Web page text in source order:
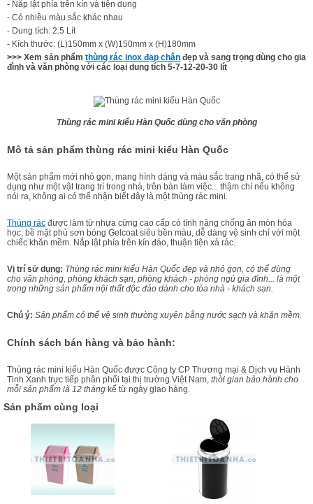
- Nắp lật phía trên kín và tiện dụng
- Có nhiều màu sắc khác nhau
- Dung tích: 2.5 Lít
- Kích thước: (L)150mm x (W)150mm x (H)180mm
>>> Xem sản phẩm thùng rác inox đạp chân đẹp và sang trọng dùng cho gia
đình và văn phòng với các loại dung tích 5-7-12-20-30 lít
Thùng rác mini kiểu Hàn Quốc dùng cho văn phòng
Mô tả sản phẩm thùng rác mini kiểu Hàn Quốc
Một sản phẩm mới nhỏ gọn, mang hình dáng và màu sắc trang nhã, có thể sử
dụng như một vật trang trí trong nhà, trên bàn làm việc... thậm chí nếu không
nói ra, không ai có thể nhận biết đây là một thùng rác mini.
Thùng rác được làm từ nhựa cứng cao cấp có tính năng chống ăn mòn hóa
học, bề mặt phủ sơn bóng Gelcoat siêu bền màu, dễ dàng vệ sinh chỉ với một
chiếc khăn mềm. Nắp lật phía trên kín đáo, thuận tiện xả rác.
Vị trí sử dụng: Thùng rác mini kiểu Hàn Quốc đẹp và nhỏ gọn, có thể dùng
cho văn phòng, phòng khách sạn, phòng khách - phòng ngủ gia đình... là một
trong những sản phẩm nội thất độc đáo dành cho tòa nhà - khách sạn.
Chú ý: Sản phẩm có thể vệ sinh thường xuyên bằng nước sạch và khăn mềm.
Chính sách bán hàng và bảo hành:
Thùng rác mini kiểu Hàn Quốc được Công ty CP Thương mại & Dịch vụ Hành
Tinh Xanh trực tiếp phân phối tại thị trường Việt Nam, thời gian bảo hành cho
mỗi sản phẩm là 12 tháng kể từ ngày giao hàng.
Sản phẩm cùng loại